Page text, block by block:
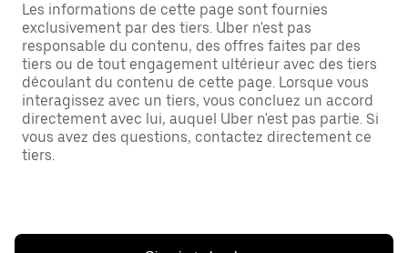
Les informations de cette page sont fournies
exclusivement par des tiers. Uber n'est pas
responsable du contenu, des offres faites par des
tiers ou de tout engagement ultérieur avec des tiers
découlant du contenu de cette page. Lorsque vous
interagissez avec un tiers, vous concluez un accord
directement avec lui, auquel Uber n'est pas partie. Si
vous avez des questions, contactez directement ce
tiers.